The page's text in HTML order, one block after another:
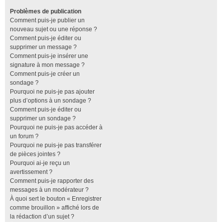
Problèmes de publication
Comment puis-je publier un
nouveau sujet ou une réponse ?
Comment puis-je éditer ou
supprimer un message ?
Comment puis-je insérer une
signature à mon message ?
Comment puis-je créer un
sondage ?
Pourquoi ne puis-je pas ajouter
plus d’options à un sondage ?
Comment puis-je éditer ou
supprimer un sondage ?
Pourquoi ne puis-je pas accéder à
un forum ?
Pourquoi ne puis-je pas transférer
de pièces jointes ?
Pourquoi ai-je reçu un
avertissement ?
Comment puis-je rapporter des
messages à un modérateur ?
À quoi sert le bouton « Enregistrer
comme brouillon » affiché lors de
la rédaction d’un sujet ?